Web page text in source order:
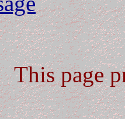
This page